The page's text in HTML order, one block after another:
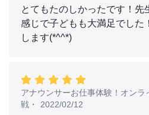
とてもたのしかったです！先
感じで子どもも大満足でした
します(*^^*)
アナウンサーお仕事体験！オン
戦 ・ 2022/02/12